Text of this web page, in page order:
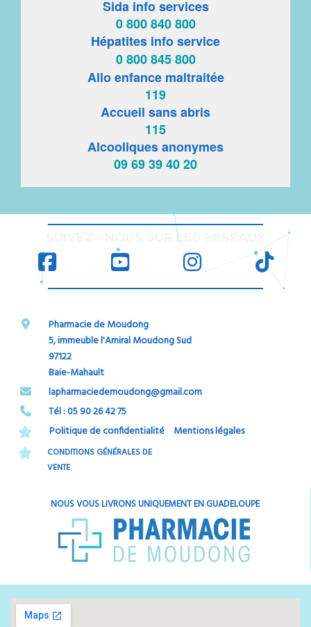
Sida info services
0 800 840 800
Hépatites info service
0 800 845 800
Allo enfance maltraitée
119
Accueil sans abris
115
Alcooliques anonymes
09 69 39 40 20
NOUS SUR LES
Pharmacie de Moudong
5, immeuble l'Amiral Moudong Sud
97122
Baie-Mahault
​​​​​​​lapharmaciedemoudong@gmail.com
Tél : 05 90 26 42 75​​​​​​​
Politique de confidentialité
Mentions légales
CONDITIONS GÉNÉRALES DE
VENTE
NOUS VOUS LIVRONS UNIQUEMENT EN GUADELOUPE